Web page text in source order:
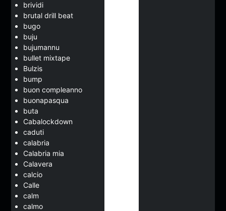
brividi
brutal drill beat
bugo
buju
bujumannu
bullet mixtape
Bulzis
bump
buon compleanno
buonapasqua
buta
Cabalockdown
caduti
calabria
Calabria mia
Calavera
calcio
Calle
calm
calmo